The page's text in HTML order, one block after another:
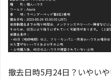
撤去日時5月24日？いやい